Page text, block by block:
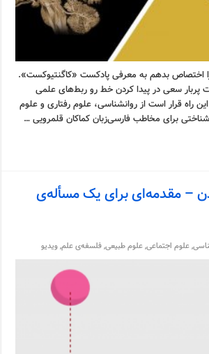
اختصاص بدهم به معرفی پادکست «کاگنتیوکست».
پربار سعی در پیدا کردن خط رو ربط‌های علمی
راه قرار است از روانشناسی، علوم رفتاری و علوم
برای مخاطب فارسی‌زبان کماکان قلمرویی …
– مقدمه‌ای برای یک مسأله‌ی
,علوم اجتماعی,علوم طبیعی,فلسفه‌ی علم,ویدیو